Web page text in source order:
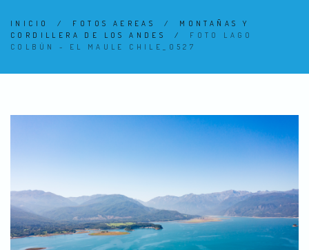
INICIO / FOTOS AEREAS / MONTAÑAS Y
CORDILLERA DE LOS ANDES
/ FOTO LAGO
COLBÚN - EL MAULE CHILE_0527